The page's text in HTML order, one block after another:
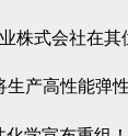
株式会社在
产高性能弹